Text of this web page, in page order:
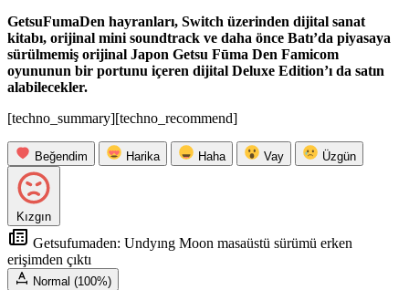
GetsuFumaDen hayranları, Switch üzerinden dijital sanat
kitabı, orijinal mini soundtrack ve daha önce Batı’da piyasaya
sürülmemiş orijinal Japon Getsu Fūma Den Famicom
oyununun bir portunu içeren dijital Deluxe Edition’ı da satın
alabilecekler.
[techno_summary][techno_recommend]
Beğendim Harika Haha Vay Üzgün
Kızgın
Getsufumaden: Undyıng Moon masaüstü sürümü erken
erişimden çıktı
Normal (100%)